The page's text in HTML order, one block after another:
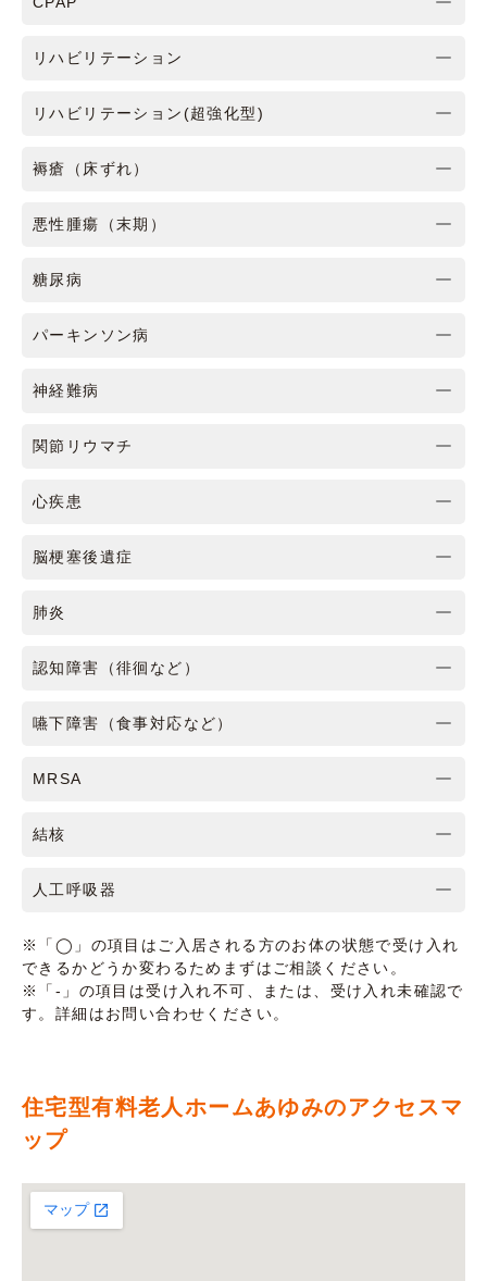
リハビリテーション
リハビリテーション(超強化型)
褥瘡（床ずれ）
悪性腫瘍（末期）
糖尿病
パーキンソン病
神経難病
関節リウマチ
心疾患
脳梗塞後遺症
肺炎
認知障害（徘徊など）
嚥下障害（食事対応など）
MRSA
結核
人工呼吸器
※「◯」の項目はご入居される方のお体の状態で受け入れ
できるかどうか変わるためまずはご相談ください。
※「-」の項目は受け入れ不可、または、受け入れ未確認で
す。詳細はお問い合わせください。
住宅型有料老人ホームあゆみのアクセスマ
ップ